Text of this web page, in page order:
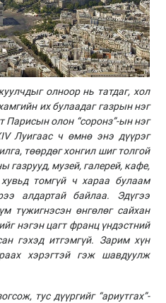
олноор нь татдаг, хол
их булаадаг газрын нэг
Парисын олон “соронз”-ын нэг
Луигаас ч өмнө энэ дүүрэг
төөрдөг хонгил шиг толгой
газрууд, музей, галерей, кафе,
томгүй ч хараа булаам
алдартай байлаа. Эдүгээ
түжигнэсэн өнгөлөг сайхан
нэгэн цагт франц үндэстний
гэхэд итгэмгүй. Зарим хүн
хэрэгтэй гэж шавдуулж
тус дүүргийг “ариутгах”-